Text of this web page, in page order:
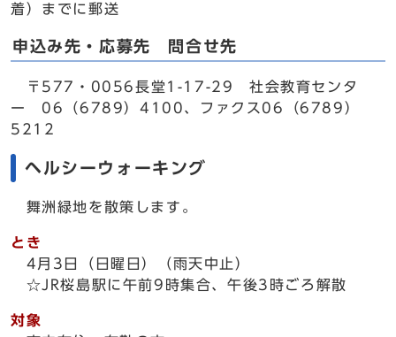
着）までに郵送
申込み先・応募先 問合せ先
〒577・0056長堂1-17-29 社会教育センタ
ー 06（6789）4100、ファクス06（6789）
5212
ヘルシーウォーキング
舞洲緑地を散策します。
とき
4月3日（日曜日）（雨天中止）
☆JR桜島駅に午前9時集合、午後3時ごろ解散
対象